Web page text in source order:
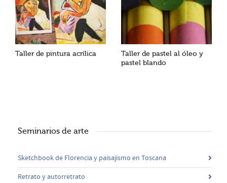
Taller de pintura acrílica
Taller de pastel al óleo y
pastel blando
Seminarios de arte
Sketchbook de Florencia y paisajismo en Toscana
Retrato y autorretrato